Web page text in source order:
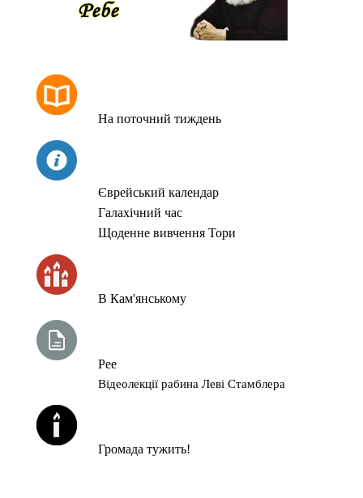
На поточний тиждень
Єврейський календар
Галахічний час
Щоденне вивчення Тори
В Кам'янському
Рее
Відеолекції рабина Леві Стамблера
Громада тужить!